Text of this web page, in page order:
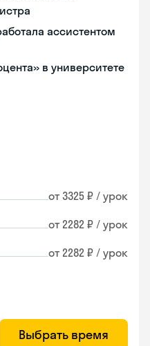
ассистентом
в университете
от 3325 ₽ / урок
от 2282 ₽ / урок
от 2282 ₽ / урок
Выбрать время